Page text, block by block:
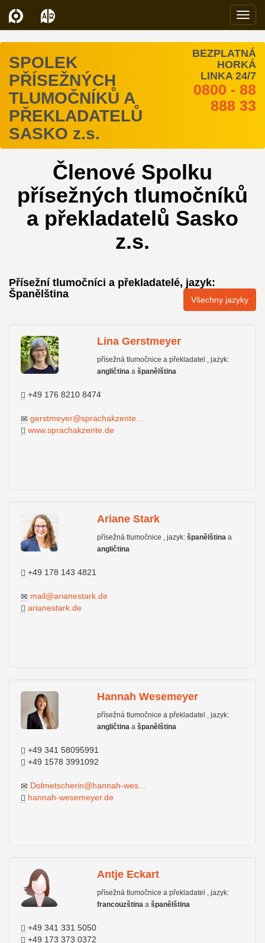
SPOLEK
PŘÍSEŽNÝCH
TLUMOČNÍKŮ A
PŘEKLADATELŮ
SASKO z.s.
BEZPLATNÁ
HORKÁ
LINKA 24/7
0800 - 88
888 33
Členové Spolku
přísežných tlumočníků
a překladatelů Sasko
z.s.
Přísežní tlumočníci a překladatelé, jazyk:
Španělština
Všechny jazyky
Lina Gerstmeyer
přísežná tlumočnice a překladatel , jazyk:
angličtinaa španělština
+49 176 8210 8474
gerstmeyer@sprachakzente...
www.sprachakzente.de
Ariane Stark
přísežná tlumočnice , jazyk: španělštinaa
angličtina
+49 178 143 4821
mail@arianestark.de
arianestark.de
Hannah Wesemeyer
přísežná tlumočnice a překladatel , jazyk:
angličtinaa španělština
+49 341 58095991
+49 1578 3991092
Dolmetscherin@hannah-wes...
hannah-wesemeyer.de
Antje Eckart
přísežná tlumočnice a překladatel , jazyk:
francouzštinaa španělština
+49 341 331 5050
+49 173 373 0372